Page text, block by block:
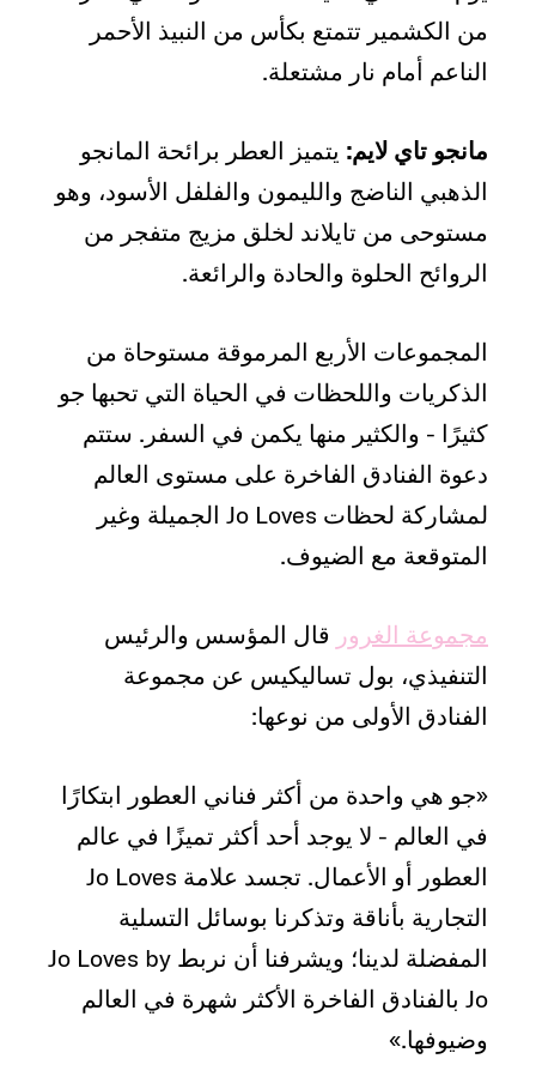
من الكشمير تتمتع بكأس من النبيذ الأحمر
الناعم أمام نار مشتعلة.
مانجو تاي لايم: يتميز العطر برائحة المانجو
الذهبي الناضج والليمون والفلفل الأسود، وهو
مستوحى من تايلاند لخلق مزيج متفجر من
الروائح الحلوة والحادة والرائعة.
المجموعات الأربع المرموقة مستوحاة من
الذكريات واللحظات في الحياة التي تحبها جو
كثيرًا - والكثير منها يكمن في السفر. ستتم
دعوة الفنادق الفاخرة على مستوى العالم
لمشاركة لحظات Jo Loves الجميلة وغير
المتوقعة مع الضيوف.
مجموعة الغرور قال المؤسس والرئيس
التنفيذي، بول تساليكيس عن مجموعة
الفنادق الأولى من نوعها:
«جو هي واحدة من أكثر فناني العطور ابتكارًا
في العالم - لا يوجد أحد أكثر تميزًا في عالم
العطور أو الأعمال. تجسد علامة Jo Loves
التجارية بأناقة وتذكرنا بوسائل التسلية
المفضلة لدينا؛ ويشرفنا أن نربط Jo Loves by
Jo بالفنادق الفاخرة الأكثر شهرة في العالم
وضيوفها.»